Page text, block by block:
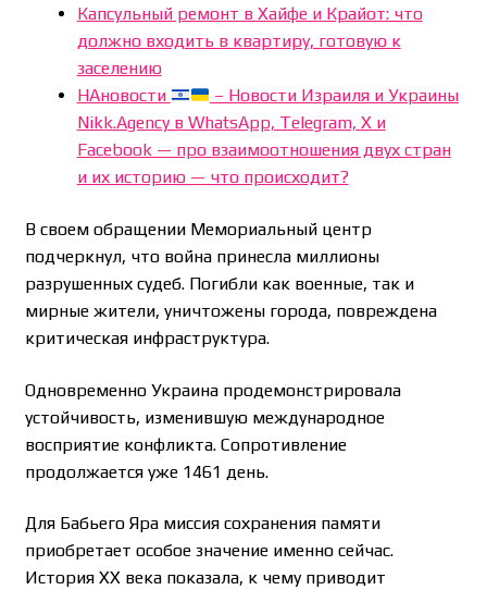
Капсульный ремонт в Хайфе и Крайот: что
должно входить в квартиру, готовую к
заселению
НАновости
– Новости Израиля и Украины
Nikk.Agency в WhatsApp, Telegram, X и
Facebook — про взаимоотношения двух стран
и их историю — что происходит?
В своем обращении Мемориальный центр
подчеркнул, что война принесла миллионы
разрушенных судеб. Погибли как военные, так и
мирные жители, уничтожены города, повреждена
критическая инфраструктура.
Одновременно Украина продемонстрировала
устойчивость, изменившую международное
восприятие конфликта. Сопротивление
продолжается уже 1461 день.
Для Бабьего Яра миссия сохранения памяти
приобретает особое значение именно сейчас.
История XX века показала, к чему приводит